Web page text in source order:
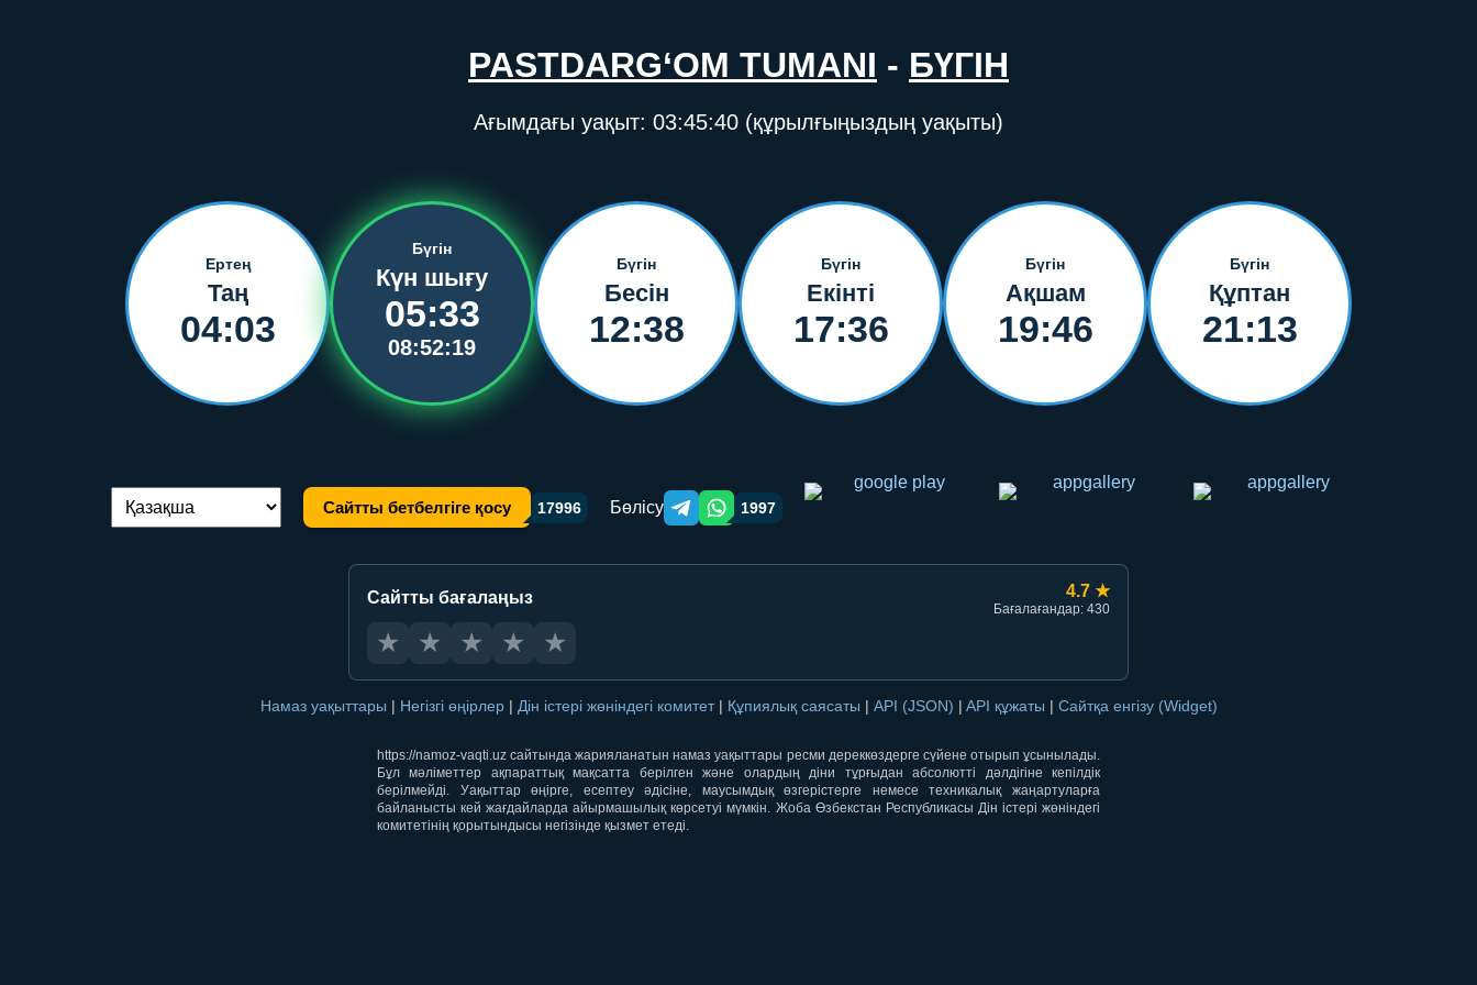
PASTDARG‘OM TUMANI - БҮГІН
Ағымдағы уақыт: 03:45:40 (құрылғыңыздың уақыты)
Ертең
Таң
04:03
Бүгін
Күн шығу
05:33
08:52:19
Бүгін
Бесін
12:38
Бүгін
Екінті
17:36
Бүгін
Ақшам
19:46
Бүгін
Құптан
21:13
Тілді ауыстыру: Сайтты бетбелгіге қосу 17996 Бөлісу Telegram orqali ulashish
WhatsApp orqali ulashish
1997
Сайтты бағалаңыз 4.7 ★
Бағалағандар: 430
★ ★ ★ ★ ★
Намаз уақыттары | Негізгі өңірлер | Дін істері жөніндегі комитет | Құпиялық саясаты | API (JSON) | API құжаты | Сайтқа енгізу (Widget)
https://namoz-vaqti.uz сайтында жарияланатын намаз уақыттары ресми дереккөздерге сүйене отырып ұсынылады.
Бұл мәліметтер ақпараттық мақсатта берілген және олардың діни тұрғыдан абсолютті дәлдігіне кепілдік
берілмейді. Уақыттар өңірге, есептеу әдісіне, маусымдық өзгерістерге немесе техникалық жаңартуларға
байланысты кей жағдайларда айырмашылық көрсетуі мүмкін. Жоба Өзбекстан Республикасы Дін істері жөніндегі
комитетінің қорытындысы негізінде қызмет етеді.